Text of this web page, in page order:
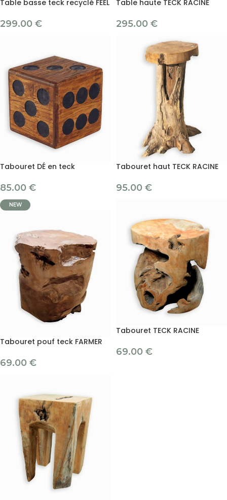
Table basse teck recyclé FEEL
299.00 €
Table haute TECK RACINE
295.00 €
Tabouret DÉ en teck
85.00 €
Tabouret haut TECK RACINE
95.00 €
NEW
Tabouret pouf teck FARMER
69.00 €
Tabouret TECK RACINE
69.00 €